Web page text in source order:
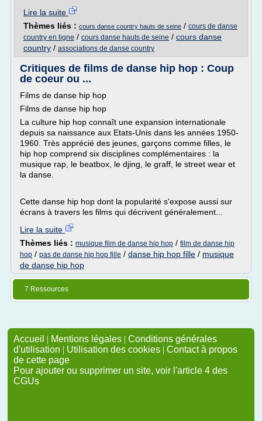
Lire la suite
Thèmes liés : cours danse country hauts de seine / cours de danse
country en ligne / cours danse hauts de seine / cours danse
country / associations de danse country
Critiques de films de danse hip hop : Coup
de coeur ou ...
Films de danse hip hop
Films de danse hip hop
La culture hip hop connaît une expansion internationale
depuis sa naissance aux Etats-Unis dans les années 1950-
1960. Très apprécié des jeunes, garçons comme filles, le
hip hop comprend six disciplines complémentaires : la
musique rap, le beatbox, le djing, le graff, le street wear et
la danse.
Cette danse hip hop dont la popularité s'expose aussi sur
écrans à travers les films qui décrivent généralement...
Lire la suite
Thèmes liés : musique film de danse hip hop / film de danse hip
hop / pas de danse hip hop fille / danse hip hop fille / musique
de danse hip hop
7 Ressources
Accueil | Mentions légales | Conditions générales
d'utilisation | Utilisation des cookies | Contact à propos
de cette page
Pour ajouter ou supprimer un site, voir l'article 4 des
CGUs